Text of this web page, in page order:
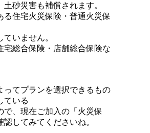
砂災害も補償されます。
る住宅火災保険 ・普通火災保
いません。
宅総合保険・店舗総合保険な
ってプランを選択できるもの
ている
で、現在ご加入の「火災保
してみてくださいね。